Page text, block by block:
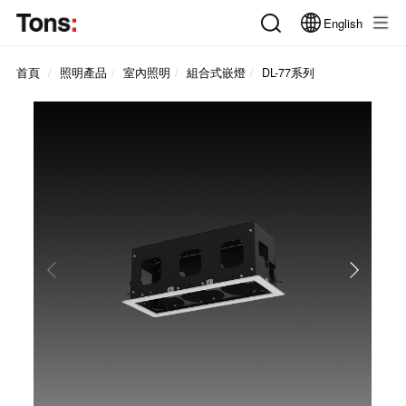
English
首頁 照明產品 室內照明 組合式嵌燈 DL-77系列